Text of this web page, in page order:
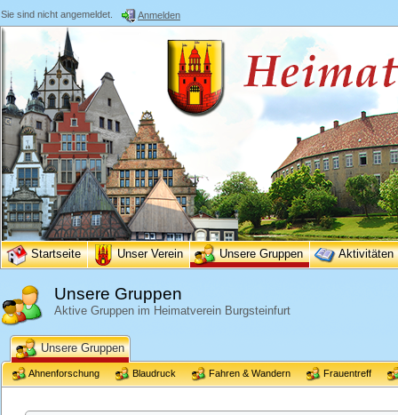
Sie sind nicht angemeldet. Anmelden
Startseite Unser Verein Unsere Gruppen Aktivitäten
Unsere Gruppen
Aktive Gruppen im Heimatverein Burgsteinfurt
Unsere Gruppen
Ahnenforschung Blaudruck Fahren & Wandern Frauentreff